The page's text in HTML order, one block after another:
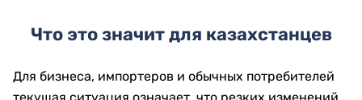
Что это значит для казахстанцев
Для бизнеса, импортеров и обычных потребителей